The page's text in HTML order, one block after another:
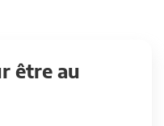
être au